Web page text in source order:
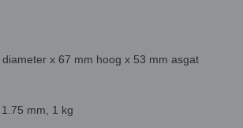
x 67 mm hoog x 53 mm asgat
mm, 1 kg